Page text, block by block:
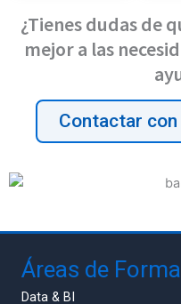
¿Tienes dudas de
mejor a las
Contactar
Áreas de
Data & BI